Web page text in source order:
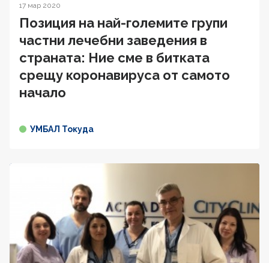
17 мар 2020
Позиция на най-големите групи
частни лечебни заведения в
страната: Ние сме в битката
срещу коронавируса от самото
начало
УМБАЛ Токуда